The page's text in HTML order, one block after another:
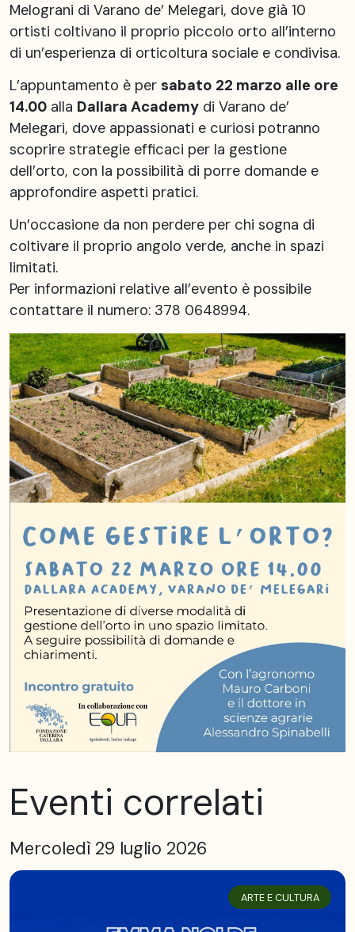
Melograni di Varano de’ Melegari, dove già 10
ortisti coltivano il proprio piccolo orto all’interno
di un’esperienza di orticoltura sociale e condivisa.
L’appuntamento è per sabato 22 marzo alle ore
14.00 alla Dallara Academy di Varano de’
Melegari, dove appassionati e curiosi potranno
scoprire strategie efficaci per la gestione
dell’orto, con la possibilità di porre domande e
approfondire aspetti pratici.
Un’occasione da non perdere per chi sogna di
coltivare il proprio angolo verde, anche in spazi
limitati.
Per informazioni relative all’evento è possibile
contattare il numero: 378 0648994.
Eventi correlati
Mercoledì 29 luglio 2026
ARTE E CULTURA